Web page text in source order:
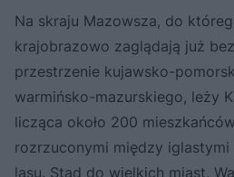
Na skraju Mazowsza, do
krajobrazowo zaglądają już
przestrzenie kujawsko-
warmińsko-mazurskiego, leży
licząca około 200
rozrzuconymi między iglastymi
lasu. Stąd do wielkich miast,